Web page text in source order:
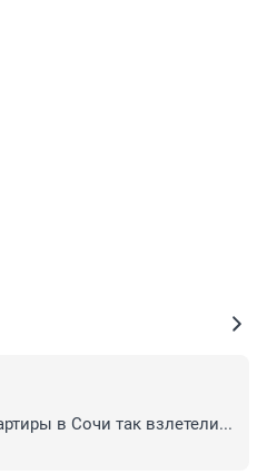
в Сочи так взлетели...